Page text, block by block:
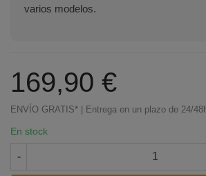
varios modelos.
169,90 €
ENVÍO GRATIS* | Entrega en un plazo de 24/
En stock
-